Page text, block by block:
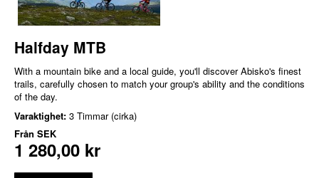
Halfday MTB
With a mountain bike and a local guide, you'll discover Abisko's finest
trails, carefully chosen to match your group's ability and the conditions
of the day.
Varaktighet: 3 Timmar (cirka)
Från SEK
1 280,00 kr